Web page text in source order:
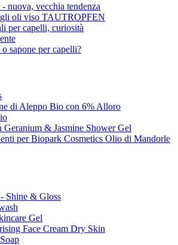
nuova, vecchia tendenza
gli oli viso TAUTROPFEN
per capelli, curiosità
sapone per capelli?
di Aleppo Bio con 6% Alloro
& Jasmine Shower Gel
per Biopark Cosmetics Olio di Mandorle
Shine & Gloss
Gel
Face Cream Dry Skin